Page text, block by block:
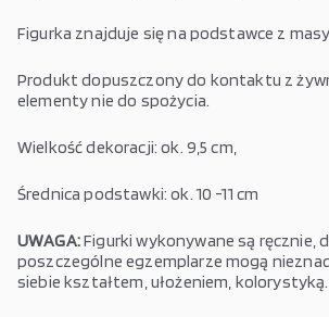
Figurka znajduje się na podstawce z
Produkt dopuszczony do kontaktu z
elementy nie do spożycia.
Wielkość dekoracji: ok. 9,5 cm,
Średnica podstawki: ok. 10 -11 cm
UWAGA:Figurki wykonywane są ręcznie,
poszczególne egzemplarze mogą
siebie kształtem, ułożeniem, kolorystyką.